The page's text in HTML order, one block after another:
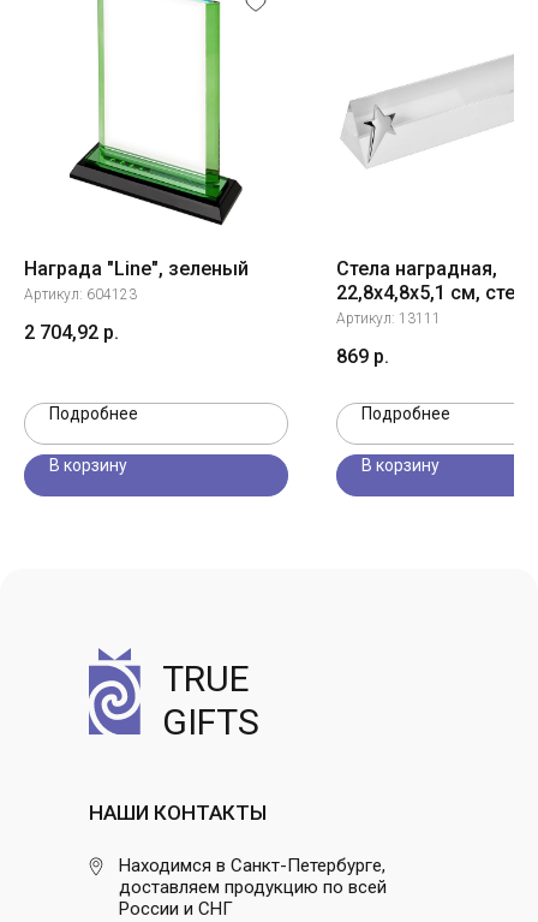
Награда "Line", зеленый
Артикул: 604123
2 704,92 р.
Подробнее
В корзину
Стела наградная,
22,8х4,8х5,1 см,
металл, лазерная
Артикул: 13111
869 р.
Подробнее
В корзину
TRUE
GIFTS
НАШИ КОНТАКТЫ
Находимся в Санкт-Петербурге,
доставляем продукцию по всей
России и СНГ